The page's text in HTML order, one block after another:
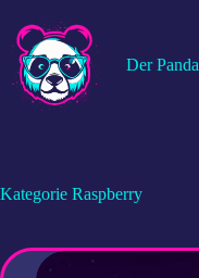
Inhalt
springen
Der Panda
Kategorie Raspberry